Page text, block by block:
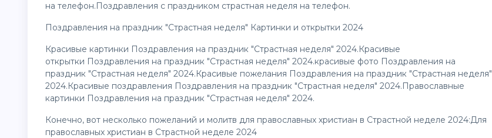
на телефон.Поздравления с праздником страстная неделя на телефон.
Поздравления на праздник "Страстная неделя" Картинки и открытки 2024
Красивые картинки Поздравления на праздник "Страстная неделя" 2024.Красивые
открытки Поздравления на праздник "Страстная неделя" 2024.красивые фото Поздравления на
праздник "Страстная неделя" 2024.Красивые пожелания Поздравления на праздник "Страстная неделя"
2024.Красивые поздравления Поздравления на праздник "Страстная неделя" 2024.Православные
картинки Поздравления на праздник "Страстная неделя" 2024.
Конечно, вот несколько пожеланий и молитв для православных христиан в Страстной неделе 2024:Для
православных христиан в Страстной неделе 2024